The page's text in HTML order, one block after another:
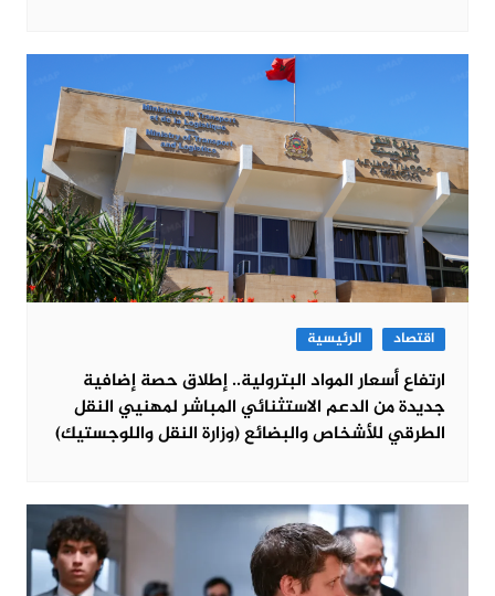
اقتصاد الرئيسية
ارتفاع أسعار المواد البترولية.. إطلاق حصة إضافية
جديدة من الدعم الاستثنائي المباشر لمهنيي النقل
الطرقي للأشخاص والبضائع (وزارة النقل واللوجستيك)